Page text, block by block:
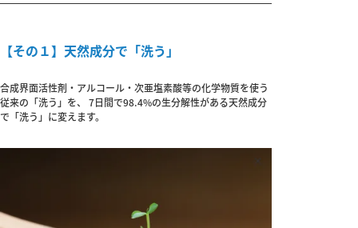
【その１】天然成分で「洗う」
合成界面活性剤・アルコール・次亜塩素酸等の化学物質を使う
従来の「洗う」を、 7日間で98.4%の生分解性がある天然成分
で「洗う」に変えます。